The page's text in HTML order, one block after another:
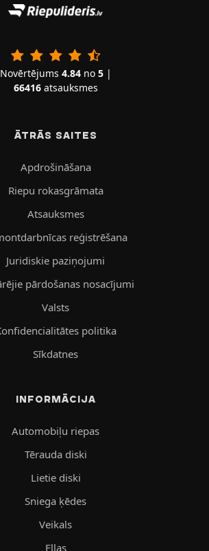
Novērtējums 4.84no 5|
66416atsauksmes
ĀTRĀS SAITES
Apdrošināšana
Riepu rokasgrāmata
Atsauksmes
reģistrēšana
Juridiskie paziņojumi
pārdošanas nosacījumi
Valsts
politika
Sīkdatnes
INFORMĀCIJA
Automobiļu riepas
Tērauda diski
Lietie diski
Sniega ķēdes
Veikals
Eļļas